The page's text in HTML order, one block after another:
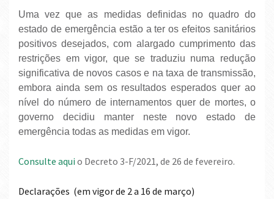
Uma vez que as medidas definidas no quadro do
estado de emergência estão a ter os efeitos sanitários
positivos desejados, com alargado cumprimento das
restrições em vigor, que se traduziu numa redução
significativa de novos casos e na taxa de transmissão,
embora ainda sem os resultados esperados quer ao
nível do número de internamentos quer de mortes, o
governo decidiu manter neste novo estado de
emergência todas as medidas em vigor.
Consulte aqui o Decreto 3-F/2021, de 26 de fevereiro.
Declarações (em vigor de 2 a 16 de março)